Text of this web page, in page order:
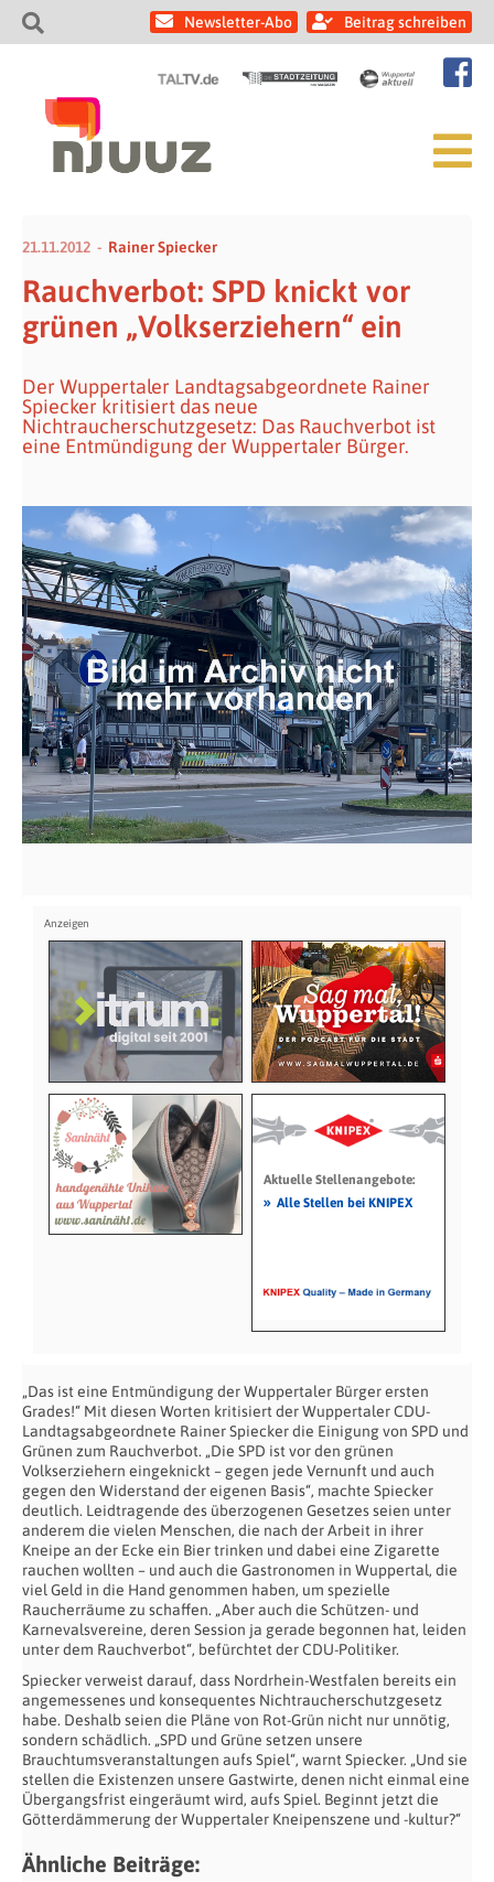
Newsletter-Abo Beitrag schreiben
21.11.2012 Rainer Spiecker
Rauchverbot: SPD knickt vor
grünen „Volkserziehern“ ein
Der Wuppertaler Landtagsabgeordnete Rainer
Spiecker kritisiert das neue
Nichtraucherschutzgesetz: Das Rauchverbot ist
eine Entmündigung der Wuppertaler Bürger.
Aktuelle Stellenangebote:
» Alle Stellen bei KNIPEX
„Das ist eine Entmündigung der Wuppertaler Bürger ersten
Grades!“ Mit diesen Worten kritisiert der Wuppertaler CDU-
Landtagsabgeordnete Rainer Spiecker die Einigung von SPD und
Grünen zum Rauchverbot. „Die SPD ist vor den grünen
Volkserziehern eingeknickt – gegen jede Vernunft und auch
gegen den Widerstand der eigenen Basis“, machte Spiecker
deutlich. Leidtragende des überzogenen Gesetzes seien unter
anderem die vielen Menschen, die nach der Arbeit in ihrer
Kneipe an der Ecke ein Bier trinken und dabei eine Zigarette
rauchen wollten – und auch die Gastronomen in Wuppertal, die
viel Geld in die Hand genommen haben, um spezielle
Raucherräume zu schaffen. „Aber auch die Schützen- und
Karnevalsvereine, deren Session ja gerade begonnen hat, leiden
unter dem Rauchverbot“, befürchtet der CDU-Politiker.
Spiecker verweist darauf, dass Nordrhein-Westfalen bereits ein
angemessenes und konsequentes Nichtraucherschutzgesetz
habe. Deshalb seien die Pläne von Rot-Grün nicht nur unnötig,
sondern schädlich. „SPD und Grüne setzen unsere
Brauchtumsveranstaltungen aufs Spiel“, warnt Spiecker. „Und sie
stellen die Existenzen unsere Gastwirte, denen nicht einmal eine
Übergangsfrist eingeräumt wird, aufs Spiel. Beginnt jetzt die
Götterdämmerung der Wuppertaler Kneipenszene und -kultur?“
Ähnliche Beiträge: